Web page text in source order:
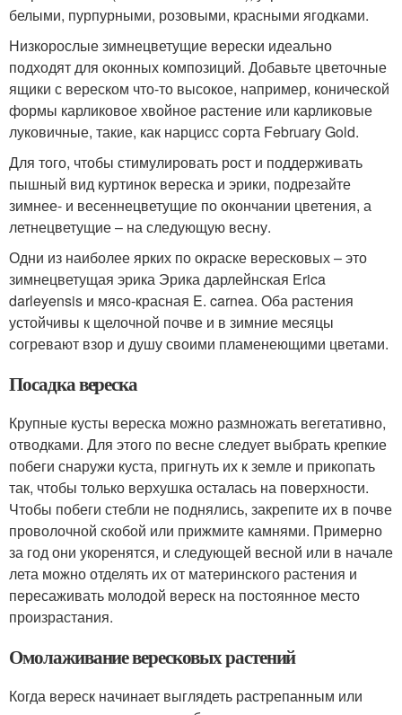
белыми, пурпурными, розовыми, красными ягодками.
Низкорослые зимнецветущие верески идеально
подходят для оконных композиций. Добавьте цветочные
ящики с вереском что-то высокое, например, конической
формы карликовое хвойное растение или карликовые
луковичные, такие, как нарцисс сорта February Gold.
Для того, чтобы стимулировать рост и поддерживать
пышный вид куртинок вереска и эрики, подрезайте
зимнее- и весеннецветущие по окончании цветения, а
летнецветущие – на следующую весну.
Одни из наиболее ярких по окраске вересковых – это
зимнецветущая эрика Эрика дарлейнская Erica
darleyensis и мясо-красная E. carnea. Оба растения
устойчивы к щелочной почве и в зимние месяцы
согревают взор и душу своими пламенеющими цветами.
Посадка вереска
Крупные кусты вереска можно размножать вегетативно,
отводками. Для этого по весне следует выбрать крепкие
побеги снаружи куста, пригнуть их к земле и прикопать
так, чтобы только верхушка осталась на поверхности.
Чтобы побеги стебли не поднялись, закрепите их в почве
проволочной скобой или прижмите камнями. Примерно
за год они укоренятся, и следующей весной или в начале
лета можно отделять их от материнского растения и
пересаживать молодой вереск на постоянное место
произрастания.
Омолаживание вересковых растений
Когда вереск начинает выглядеть растрепанным или